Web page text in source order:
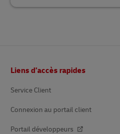
de
Liens d’accès rapides
Service Client
Connexion au portail client
Portail développeurs